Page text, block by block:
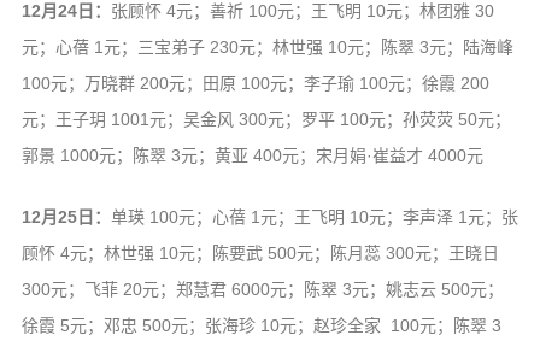
12月24日： 张顾怀 4元；善祈 100元；王飞明 10元；林团雅 30
元；心蓓 1元；三宝弟子 230元；林世强 10元；陈翠 3元；陆海峰
100元；万晓群 200元；田原 100元；李子瑜 100元；徐霞 200
元；王子玥 1001元；吴金风 300元；罗平 100元；孙荧荧 50元；
郭景 1000元；陈翠 3元；黄亚 400元；宋月娟·崔益才 4000元
12月25日： 单瑛 100元；心蓓 1元；王飞明 10元；李声泽 1元；张
顾怀 4元；林世强 10元；陈要武 500元；陈月蕊 300元；王晓日
300元；飞菲 20元；郑慧君 6000元；陈翠 3元；姚志云 500元；
徐霞 5元；邓忠 500元；张海珍 10元；赵珍全家 100元；陈翠 3